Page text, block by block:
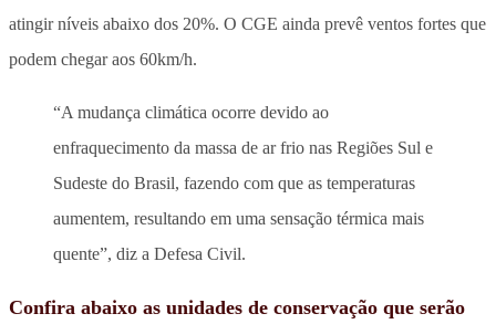
atingir níveis abaixo dos 20%. O CGE ainda prevê ventos fortes que
podem chegar aos 60km/h.
“A mudança climática ocorre devido ao
enfraquecimento da massa de ar frio nas Regiões Sul e
Sudeste do Brasil, fazendo com que as temperaturas
aumentem, resultando em uma sensação térmica mais
quente”, diz a Defesa Civil.
Confira abaixo as unidades de conservação que serão